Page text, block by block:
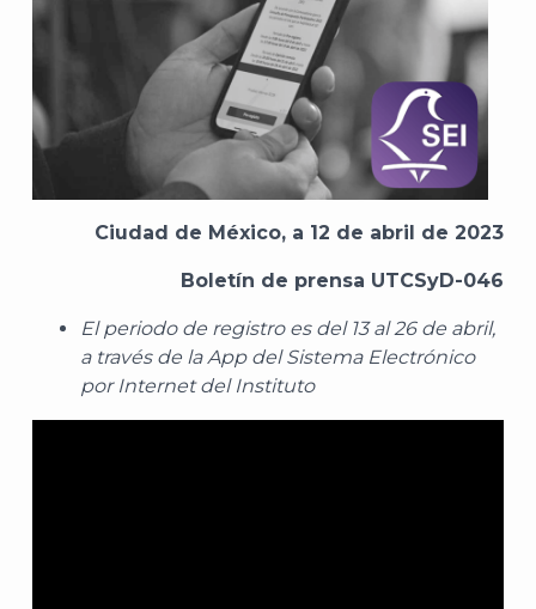
Ciudad de México, a 12 de abril de 2023
Boletín de prensa UTCSyD-046
El periodo de registro es del 13 al 26 de abril,
a través de la App del Sistema Electrónico
por Internet del Instituto